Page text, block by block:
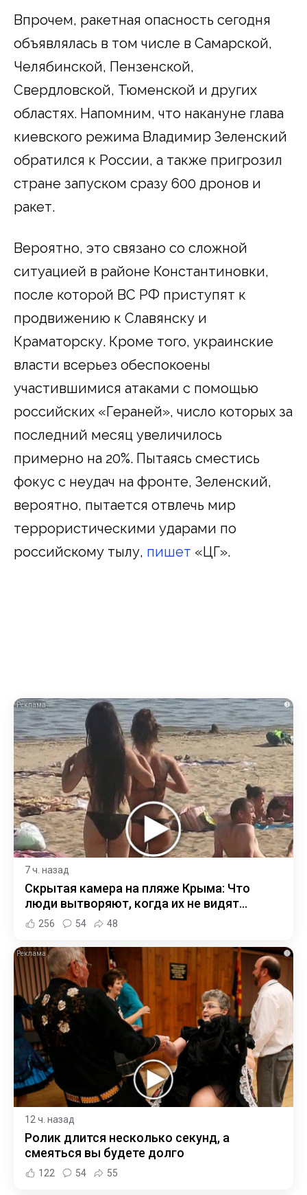
Впрочем, ракетная опасность сегодня
объявлялась в том числе в Самарской,
Челябинской, Пензенской,
Свердловской, Тюменской и других
областях. Напомним, что накануне глава
киевского режима Владимир Зеленский
обратился к России, а также пригрозил
стране запуском сразу 600 дронов и
ракет.
Вероятно, это связано со сложной
ситуацией в районе Константиновки,
после которой ВС РФ приступят к
продвижению к Славянску и
Краматорску. Кроме того, украинские
власти всерьез обеспокоены
участившимися атаками с помощью
российских «Гераней», число которых за
последний месяц увеличилось
примерно на 20%. Пытаясь сместись
фокус с неудач на фронте, Зеленский,
вероятно, пытается отвлечь мир
террористическими ударами по
российскому тылу, пишет «ЦГ».
i
7 ч. назад
Скрытая камера на пляже Крыма: Что
люди вытворяют, когда их не видят...
256 54 48
i
12 ч. назад
Ролик длится несколько секунд, а
смеяться вы будете долго
122 54 55